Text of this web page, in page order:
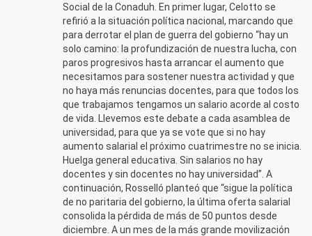
Social de la Conaduh. En primer lugar, Celotto se
refirió a la situación política nacional, marcando que
para derrotar el plan de guerra del gobierno “hay un
solo camino: la profundización de nuestra lucha, con
paros progresivos hasta arrancar el aumento que
necesitamos para sostener nuestra actividad y que
no haya más renuncias docentes, para que todos los
que trabajamos tengamos un salario acorde al costo
de vida. Llevemos este debate a cada asamblea de
universidad, para que ya se vote que si no hay
aumento salarial el próximo cuatrimestre no se inicia.
Huelga general educativa. Sin salarios no hay
docentes y sin docentes no hay universidad”. A
continuación, Rosselló planteó que “sigue la política
de no paritaria del gobierno, la última oferta salarial
consolida la pérdida de más de 50 puntos desde
diciembre. A un mes de la más grande movilización